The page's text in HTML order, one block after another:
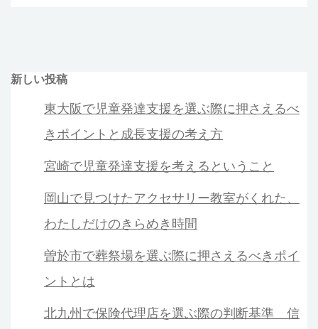
新しい投稿
東大阪で児童発達支援を選ぶ際に押さえるべ
きポイントと成長支援の考え方
宮崎で児童発達支援を考えるということ
岡山で見つけたアクセサリー教室がくれた、
わたしだけのきらめき時間
曽於市で葬祭場を選ぶ際に押さえるべきポイ
ントとは
北九州で保険代理店を選ぶ際の判断基準 信